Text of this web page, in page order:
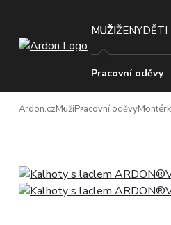
MUŽIŽENYDĚTI
Pracovní oděvy
Ardon.czMužiPracovní oděvy